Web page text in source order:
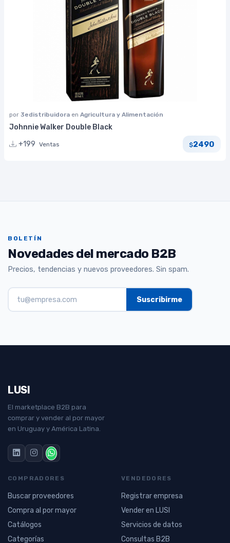
por 3edistribuidora en Agricultura y Alimentación
Johnnie Walker Double Black
+199 Ventas $2490
BOLETÍN
Novedades del mercado B2B
Precios, tendencias y nuevos proveedores. Sin spam.
LUSI
El marketplace B2B para
comprar y vender al por mayor
en Uruguay y América Latina.
COMPRADORES
Buscar proveedores
Compra al por mayor
Catálogos
Categorías
VENDEDORES
Registrar empresa
Vender en LUSI
Servicios de datos
Consultas B2B